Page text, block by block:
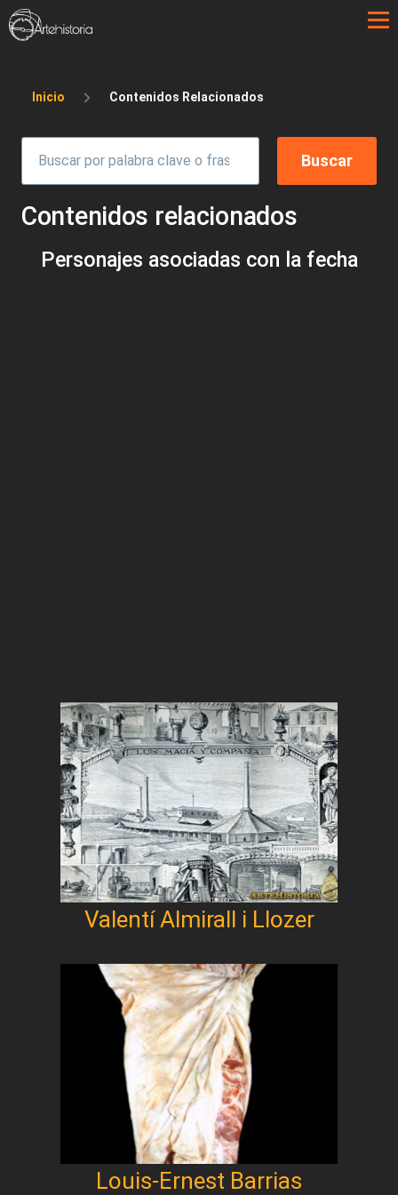
Pasar al contenido principal
Sobrescribir enlaces de ayuda a la
Inicio Contenidos Relacionados
Contenidos relacionados
Personajes asociadas con la fecha
Valentí Almirall i Llozer
Louis-Ernest Barrias